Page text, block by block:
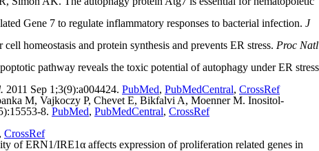
Gene 7 to regulate inflammatory responses to bacterial infection. J
homeostasis and protein synthesis and prevents ER stress. Proc Natl
pathway reveals the toxic potential of autophagy under ER stress
2011 Sep 1;3(9):a004424. PubMed, PubMedCentral, CrossRef
M, Vajkoczy P, Chevet E, Bikfalvi A, Moenner M. Inositol-
8. PubMed, PubMedCentral, CrossRef
, CrossRef
ERN1/IRE1α affects expression of proliferation related genes in